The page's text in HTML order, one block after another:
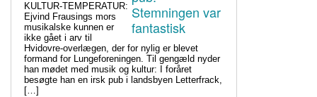
KULTUR-TEMPERATUR:
Ejvind Frausings mors
musikalske kunnen er
ikke gået i arv til
Hvidovre-overlægen, der for nylig er blevet
formand for Lungeforeningen. Til gengæld nyder
han mødet med musik og kultur: I foråret
besøgte han en irsk pub i landsbyen Letterfrack,
[…]